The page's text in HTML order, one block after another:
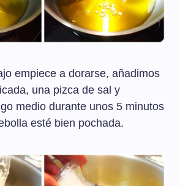
empiece a dorarse, añadimos
una pizca de sal y
medio durante unos 5 minutos
esté bien pochada.